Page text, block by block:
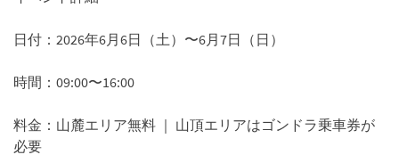
日付：2026年6月6日（土）〜6月7日（日）
時間：09:00〜16:00
料金：山麓エリア無料 ｜ 山頂エリアはゴンドラ乗車券が
必要